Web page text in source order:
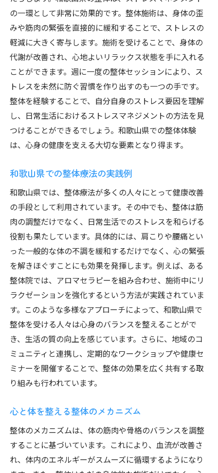
の一環として非常に効果的です。整体施術は、身体の歪
みや筋肉の緊張を直接的に緩和することで、ストレスの
軽減に大きく寄与します。施術を受けることで、身体の
代謝が改善され、心地よいリラックス状態を手に入れる
ことができます。週に一度の整体セッションにより、ス
トレスを未然に防ぐ習慣を作り出すのも一つの手です。
整体を経験することで、自分自身のストレス要因を理解
し、日常生活におけるストレスマネジメントの方法を見
つけることができるでしょう。和歌山県での整体体験
は、心身の健康を支える大切な要素となり得ます。
和歌山県での整体療法の実践例
和歌山県では、整体療法が多くの人々にとって健康改善
の手段として利用されています。その中でも、整体は筋
肉の調整だけでなく、日常生活でのストレスを和らげる
役割も果たしています。具体的には、肩こりや腰痛とい
った一般的な体の不調を緩和するだけでなく、心の緊張
を解きほぐすことにも効果を発揮します。例えば、ある
整体院では、アロマセラピーを組み合わせ、施術中にリ
ラクゼーションを強化するという方法が実践されていま
す。このような多様なアプローチによって、和歌山県で
整体を受ける人々は心身のバランスを整えることがで
き、生活の質の向上を感じています。さらに、地域のコ
ミュニティと連携し、定期的なワークショップや健康セ
ミナーを開催することで、整体の効果を広く共有する取
り組みも行われています。
心と体を整える整体のメカニズム
整体のメカニズムは、体の筋肉や骨格のバランスを調整
することに基づいています。これにより、血流が改善さ
れ、体内のエネルギーがスムーズに循環するようになり